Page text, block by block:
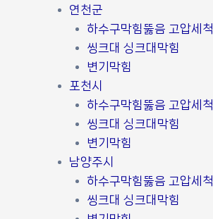
연천군
하수구막힘뚫음 고압세척
씽크대 싱크대막힘
변기막힘
포천시
하수구막힘뚫음 고압세척
씽크대 싱크대막힘
변기막힘
남양주시
하수구막힘뚫음 고압세척
씽크대 싱크대막힘